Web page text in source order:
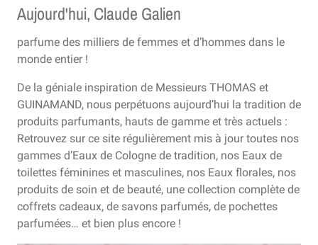
Aujourd'hui, Claude Galien
parfume des milliers de femmes et d’hommes dans le
monde entier !
De la géniale inspiration de Messieurs THOMAS et
GUINAMAND, nous perpétuons aujourd’hui la tradition de
produits parfumants, hauts de gamme et très actuels :
Retrouvez sur ce site régulièrement mis à jour toutes nos
gammes d’Eaux de Cologne de tradition, nos Eaux de
toilettes féminines et masculines, nos Eaux florales, nos
produits de soin et de beauté, une collection complète de
coffrets cadeaux, de savons parfumés, de pochettes
parfumées… et bien plus encore !